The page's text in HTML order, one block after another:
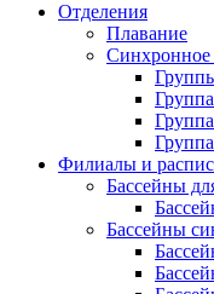
Отделения
Плавание
Синхронное
Филиалы и
Бассейны
Бассейны